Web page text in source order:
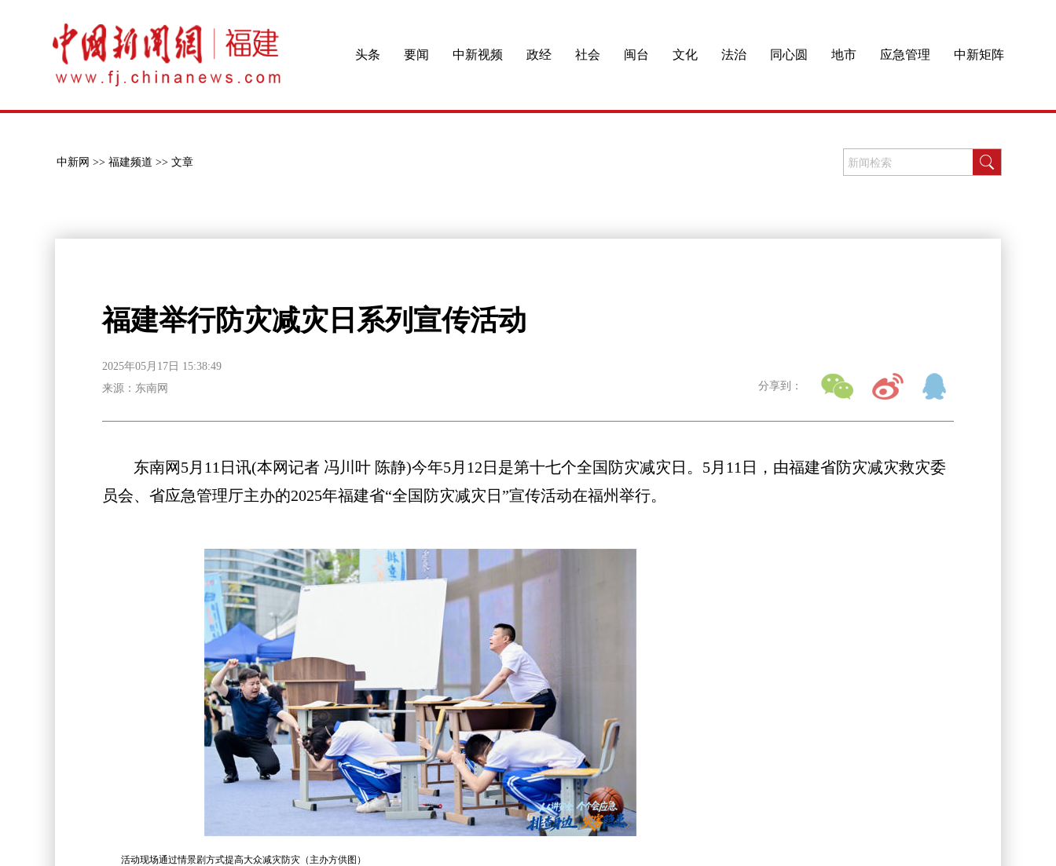
头条 要闻 中新视频 政经 社会 闽台 文化 法治 同心圆 地市 应急管理 中新矩阵
中新网 >> 福建频道 >> 文章
福建举行防灾减灾日系列宣传活动
2025年05月17日 15:38:49
来源：东南网
分享到：
东南网5月11日讯(本网记者 冯川叶 陈静)今年5月12日是第十七个全国防灾减灾日。5月11日，由福建省防灾减灾救灾委
员会、省应急管理厅主办的2025年福建省“全国防灾减灾日”宣传活动在福州举行。
活动现场通过情景剧方式提高大众减灾防灾（主办方供图）